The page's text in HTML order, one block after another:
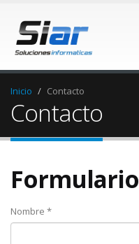
Inicio Contacto
Contacto
Formulario
Nombre *